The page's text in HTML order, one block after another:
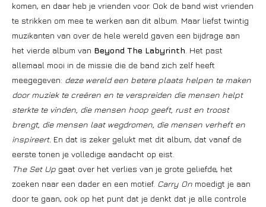
komen, en daar heb je vrienden voor. Ook de band wist vrienden
te strikken om mee te werken aan dit album. Maar liefst twintig
muzikanten van over de hele wereld gaven een bijdrage aan
het vierde album van Beyond The Labyrinth . Het past
allemaal mooi in de missie die de band zich zelf heeft
meegegeven: deze wereld een betere plaats helpen te maken
door muziek te creëren en te verspreiden die mensen helpt
sterkte te vinden, die mensen hoop geeft, rust en troost
brengt, die mensen laat wegdromen, die mensen verheft en
inspireert. En dat is zeker gelukt met dit album, dat vanaf de
eerste tonen je volledige aandacht op eist.
The Set Up gaat over het verlies van je grote geliefde, het
zoeken naar een dader en een motief. Carry On moedigt je aan
door te gaan, ook op het punt dat je denkt dat je alle controle